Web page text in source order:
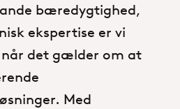
bæredygtighed,
ekspertise er vi
når det gælder om at
Med